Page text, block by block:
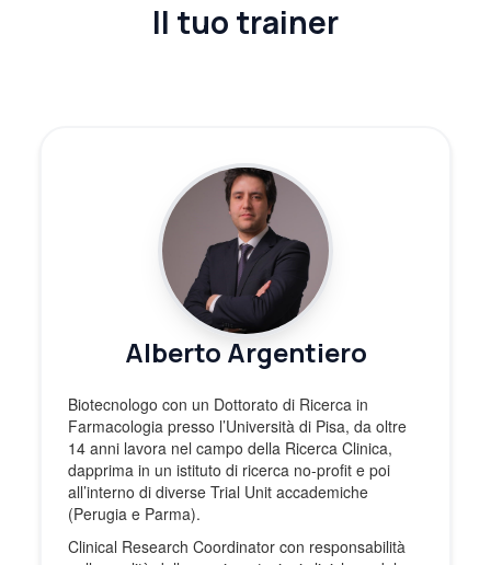
Il tuo trainer
Alberto Argentiero
Biotecnologo con un Dottorato di Ricerca in
Farmacologia presso l’Università di Pisa, da oltre
14 anni lavora nel campo della Ricerca Clinica,
dapprima in un istituto di ricerca no-profit e poi
all’interno di diverse Trial Unit accademiche
(Perugia e Parma).
Clinical Research Coordinator con responsabilità